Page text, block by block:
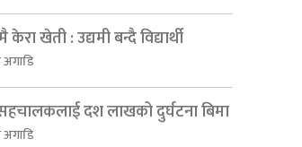
केरा खेती : उद्यमी बन्दै विद्यार्थी
अगाडि
दश लाखको दुर्घटना बिमा
अगाडि